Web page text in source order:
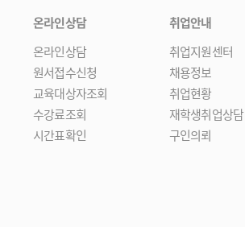
온라인상담
온라인상담
원서접수신청
교육대상자조회
수강료조회
시간표확인
취업안내
취업지원센터
채용정보
취업현황
재학생취업상담
구인의뢰